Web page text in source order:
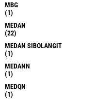
MBG
(1)
MEDAN
(22)
MEDAN SIBOLANGIT
(1)
MEDANN
(1)
MEDQN
(1)